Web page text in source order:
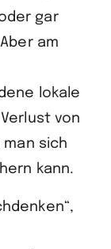
gar
am
lokale
von
man sich
kann.